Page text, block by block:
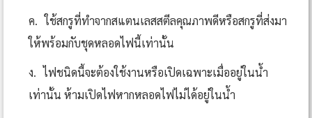
ค. ใช้สกรูที่ทำจากสแตนเลสสตีลคุณภาพดีหรือสกรูที่ส่งมา
ให้พร้อมกับชุดหลอดไฟนี้เท่านั้น
ง. ไฟชนิดนี้จะต้องใช้งานหรือเปิดเฉพาะเมื่ออยู่ในน้ำ
เท่านั้น ห้ามเปิดไฟหากหลอดไฟไม่ได้อยู่ในน้ำ